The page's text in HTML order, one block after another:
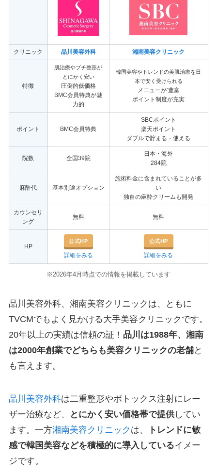
クリニック 品川美容外科 湘南美容クリニック
特徴
肌治療やプチ整形が
とにかく安い
圧倒的低価格
BMC会員特典が魅
力的
韓国美容やトレンドの美肌治療を日
本で安く受けられる
メニューが’豊富
ポイント制度が充実
ポイント BMC会員特典
SBCポイント
楽天ポイント
ダブルで貯まる・使える
院数 全国39院
日本・海外
284院
麻酔代 基本別途オプション
施術料金に含まれていることが多
い
独自の麻酔クリームも開発
カウンセリ
ング
無料 無料
HP
公式HP
詳細をみる
公式HP
詳細をみる
※2026年4月時点での情報を掲載しています
品川美容外科、湘南美容クリニックは、ともに
TVCMでもよく見かける大手美容クリニックです。
20年以上の実績は信頼の証！ 品川は1988年、湘南
は2000年創業でどちらも美容クリニックの老舗と
も言えます。
品川美容外科は二重整形やボトックス注射にレー
ザー治療など、
とにかく安い価格帯で提供してい
ます。一方湘南美容クリニック は、
トレンドに敏
感で韓国美容などを積極的に導入しているイメー
ジです。